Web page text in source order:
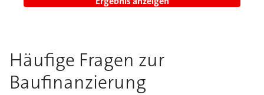
Häufige Fragen zur
Baufinanzierung